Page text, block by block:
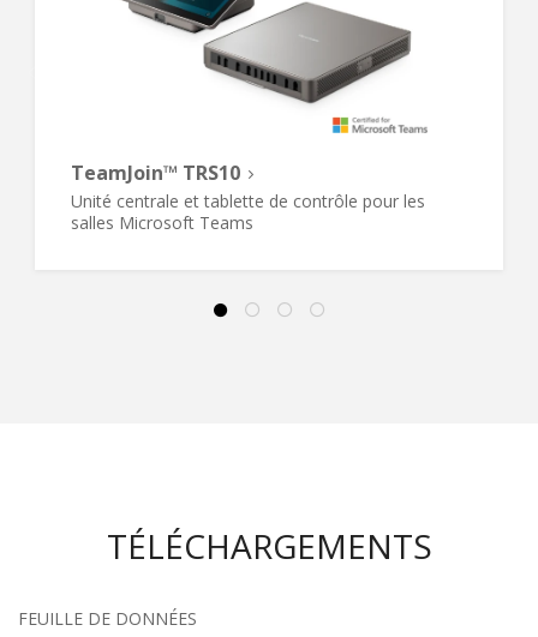
TeamJoin™ TRS10
Unité centrale et tablette de contrôle pour les
salles Microsoft Teams
TÉLÉCHARGEMENTS
FEUILLE DE DONNÉES